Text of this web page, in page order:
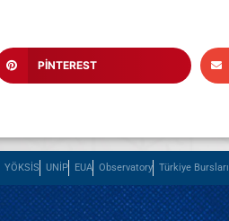
PINTEREST
YÖKSİS UNİP EUA Observatory Türkiye Bursları